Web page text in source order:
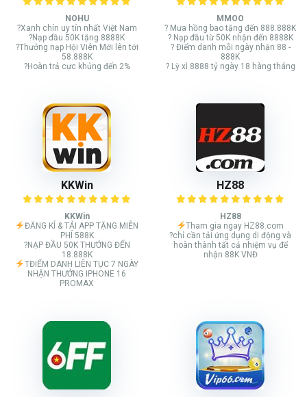
NOHU
?Xanh chín uy tín nhất Việt Nam
?Nạp đầu 50K tặng 8888K
?Thưởng nạp Hội Viên Mới lên tới
58.888K
?Hoàn trả cực khủng đến 2%
MMOO
? Mưa hồng bao tặng đến 888.888K
? Nạp đầu từ 50K nhận đến 8888K
? Điểm danh mỗi ngày nhận 88 -
888K
? Lỳ xì 8888 tỷ ngày 18 hàng tháng
KKWin
KKWin
ĐĂNG KÍ & TẢI APP TẶNG MIỄN
PHÍ 588K
?NẠP ĐẦU 50K THƯỞNG ĐẾN
18.888K
TĐIỂM DANH LIÊN TỤC 7 NGÀY
NHẬN THƯỞNG IPHONE 16
PROMAX
HZ88
HZ88
Tham gia ngay HZ88.com
?chỉ cần tải ứng dụng di động và
hoàn thành tất cả nhiệm vụ để
nhận 88K VNĐ